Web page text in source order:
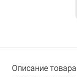
Описание